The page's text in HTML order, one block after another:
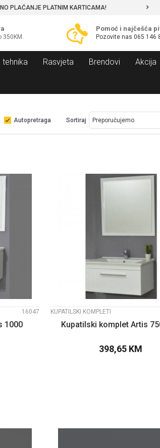
MOGUĆNOST BESPLATNE
350KM.
Pomoć i najčešća
Pozovite nas 065 146
tehnika Rasvjeta Brendovi Akcija
Autopretraga Sortiraj
16047
1000
UPOREDI
KUPATILSKI KOMPLETI
Kupatilski komplet Artis
398,65 KM